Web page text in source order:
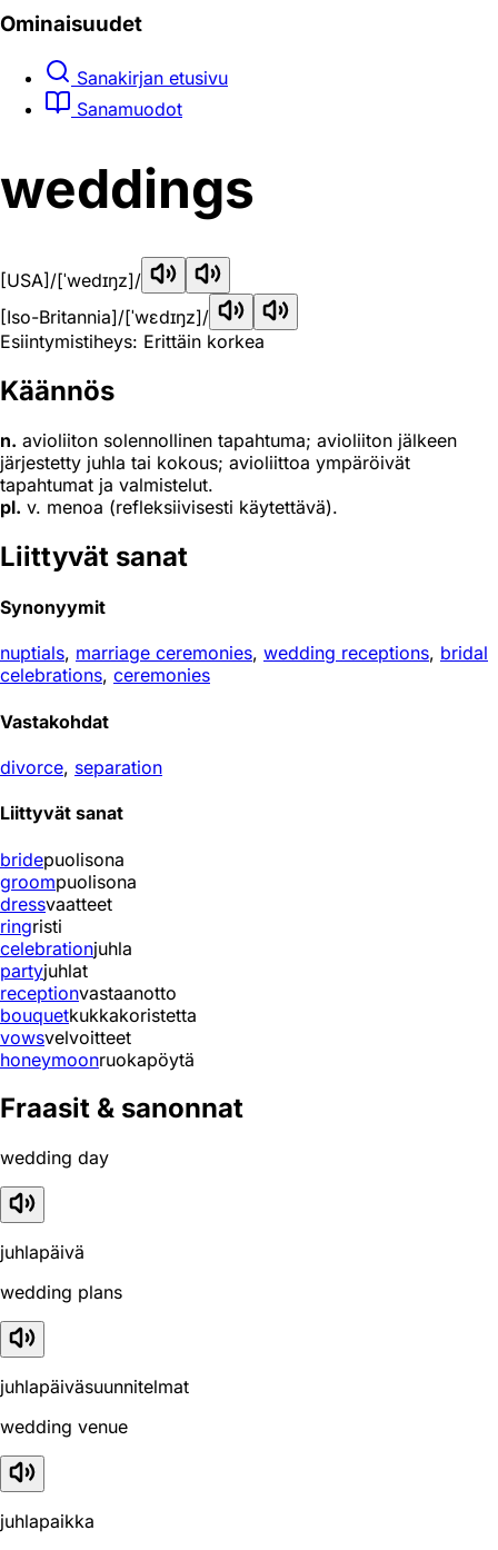
Ominaisuudet
Sanakirjan etusivu
Sanamuodot
weddings
[USA] /[ˈwedɪŋz]/
[Iso-Britannia]/[ˈwɛdɪŋz]/
Esiintymistiheys: Erittäin korkea
Käännös
n. avioliiton solennollinen tapahtuma; avioliiton jälkeen
järjestetty juhla tai kokous; avioliittoa ympäröivät
tapahtumat ja valmistelut.
pl. v. menoa (refleksiivisesti käytettävä).
Liittyvät sanat
Synonyymit
nuptials, marriage ceremonies, wedding receptions, bridal
celebrations, ceremonies
Vastakohdat
divorce, separation
Liittyvät sanat
bridepuolisona
groompuolisona
dressvaatteet
ringristi
celebrationjuhla
partyjuhlat
receptionvastaanotto
bouquetkukkakoristetta
vowsvelvoitteet
honeymoonruokapöytä
Fraasit & sanonnat
wedding day
juhlapäivä
wedding plans
juhlapäiväsuunnitelmat
wedding venue
juhlapaikka